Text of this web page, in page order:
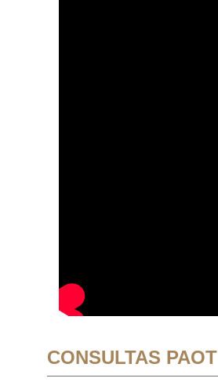
CONSULTAS PAOT